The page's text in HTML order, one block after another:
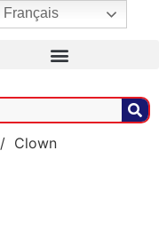
/ Clown
Français